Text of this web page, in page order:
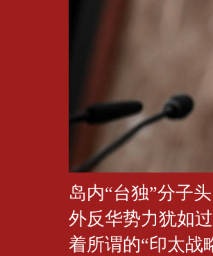
岛内“台独”分子
外反华势力犹如
着所谓的“印太战